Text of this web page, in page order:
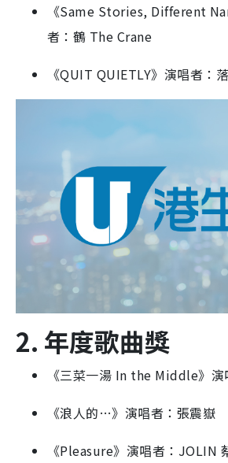
《Same Stories, Different
者：鶴 The Crane
《QUIT QUIETLY》演唱者：
2. 年度歌曲獎
《三菜一湯 In the Middle》演
《浪人的…》演唱者：張震嶽
《Pleasure》演唱者：JOLIN